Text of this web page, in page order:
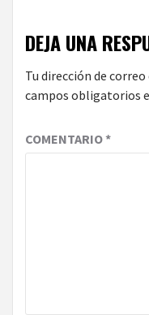
DEJA UNA
Tu dirección de
campos obligatorios
COMENTARIO*